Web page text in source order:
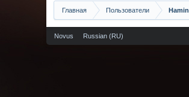
Главная Пользователи Hamin
Novus Russian (RU)